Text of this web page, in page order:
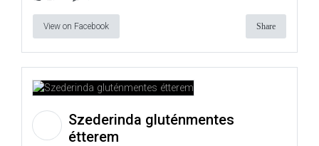
View on Facebook Share
Szederinda gluténmentes
étterem